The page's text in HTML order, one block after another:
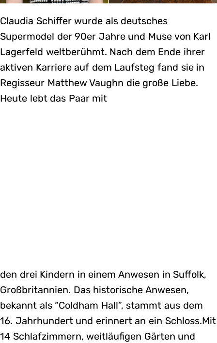
Claudia Schiffer wurde als deutsches
Supermodel der 90er Jahre und Muse von Karl
Lagerfeld weltberühmt. Nach dem Ende ihrer
aktiven Karriere auf dem Laufsteg fand sie in
Regisseur Matthew Vaughn die große Liebe.
Heute lebt das Paar mit
den drei Kindern in einem Anwesen in Suffolk,
Großbritannien. Das historische Anwesen,
bekannt als “Coldham Hall”, stammt aus dem
16. Jahrhundert und erinnert an ein Schloss.Mit
14 Schlafzimmern, weitläufigen Gärten und